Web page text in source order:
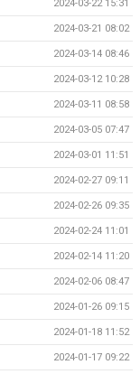
2024-03-22 15:31
2024-03-21 08:02
2024-03-14 08:46
2024-03-12 10:28
2024-03-11 08:58
2024-03-05 07:47
2024-03-01 11:51
2024-02-27 09:11
2024-02-26 09:35
2024-02-24 11:01
2024-02-14 11:20
2024-02-06 08:47
2024-01-26 09:15
2024-01-18 11:52
2024-01-17 09:22